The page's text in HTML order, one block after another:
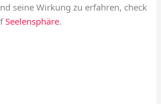
seine Wirkung zu erfahren, check
Seelensphäre.